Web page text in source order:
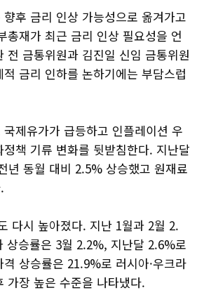
후 금리 인상 가능성으로 옮겨가고
총재가 최근 금리 인상 필요성을 언
전 금통위원과 김진일 신임 금통위원
금리 인하를 논하기에는 부담스럽
제유가가 급등하고 인플레이션 우
책 기류 변화를 뒷받침한다. 지난달
년 동월 대비 2.5% 상승했고 원재료
다시 높아졌다. 지난 1월과 2월 2.
상승률은 3월 2.2%, 지난달 2.6%로
상승률은 21.9%로 러시아·우크라
가장 높은 수준을 나타냈다.